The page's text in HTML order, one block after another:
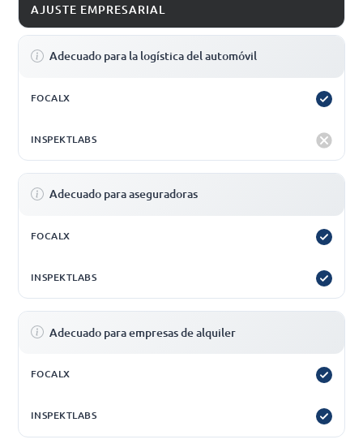
AJUSTE EMPRESARIAL
Adecuado para la logística del automóvil
Adecuado para aseguradoras
Adecuado para empresas de alquiler